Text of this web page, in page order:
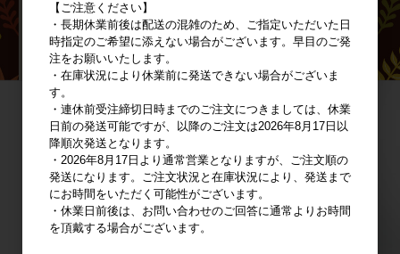
【ご注意ください】
・長期休業前後は配送の混雑のため、ご指定いただいた日
時指定のご希望に添えない場合がございます。早目のご発
注をお願いいたします。
・在庫状況により休業前に発送できない場合がございま
す。
・連休前受注締切日時までのご注文につきましては、休業
日前の発送可能ですが、以降のご注文は2026年8月17日以
降順次発送となります。
・2026年8月17日より通常営業となりますが、ご注文順の
発送になります。ご注文状況と在庫状況により、発送まで
にお時間をいただく可能性がございます。
・休業日前後は、お問い合わせのご回答に通常よりお時間
を頂戴する場合がございます。